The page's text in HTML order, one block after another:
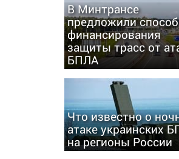
В Минтрансе
предложили способ
финансирования
защиты трасс от
БПЛА
Что известно о
атаке украинских
на регионы России